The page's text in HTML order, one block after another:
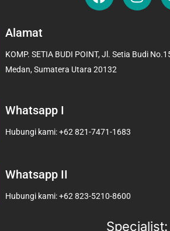
b
o
o
g
Alamat
KOMP. SETIA BUDI POINT, Jl. Setia Budi
Medan, Sumatera Utara 20132
Whatsapp I
Hubungi kami: +62 821-7471-1683
Whatsapp II
Hubungi kami: +62 823-5210-8600
Specialist: